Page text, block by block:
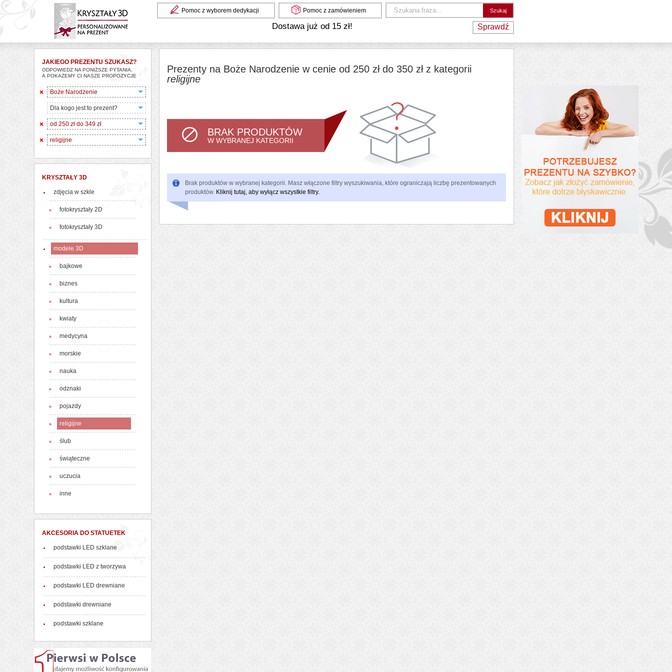
Pomoc z wyborem dedykacji Pomoc z zamówieniem
Dostawa już od 15 zł! Sprawdź
JAKIEGO PREZENTU SZUKASZ?
ODPOWIEDZ NA PONIŻSZE PYTANIA,
A POKAŻEMY CI NASZE PROPOZYCJE
Boże Narodzenie
Dla kogo jest to prezent?
od 250 zł do 349 zł
religijne
KRYSZTAŁY 3D
zdjęcia w szkle
fotokryształy 2D
fotokryształy 3D
modele 3D
bajkowe
biznes
kultura
kwiaty
medycyna
morskie
nauka
odznaki
pojazdy
religijne
ślub
świąteczne
uczucia
inne
AKCESORIA DO STATUETEK
podstawki LED szklane
podstawki LED z tworzywa
podstawki LED drewniane
podstawki drewniane
podstawki szklane
Prezenty na Boże Narodzenie w cenie od 250 zł do 350 zł z kategorii
religijne
BRAK PRODUKTÓW
W WYBRANEJ KATEGORII
Brak produktów w wybranej kategorii. Masz włączone filtry wyszukiwania, które ograniczają liczbę prezentowanych
produktów. Kliknij tutaj, aby wyłącz wszystkie filtry.